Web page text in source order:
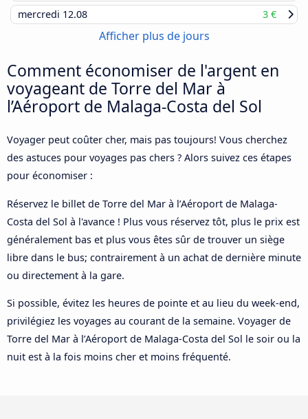
mercredi 12.08 3 €
Afficher plus de jours
Comment économiser de l'argent en
voyageant de Torre del Mar à
l’Aéroport de Malaga-Costa del Sol
Voyager peut coûter cher, mais pas toujours! Vous cherchez
des astuces pour voyages pas chers ? Alors suivez ces étapes
pour économiser :
Réservez le billet de Torre del Mar à l’Aéroport de Malaga-
Costa del Sol à l'avance ! Plus vous réservez tôt, plus le prix est
généralement bas et plus vous êtes sûr de trouver un siège
libre dans le bus; contrairement à un achat de dernière minute
ou directement à la gare.
Si possible, évitez les heures de pointe et au lieu du week-end,
privilégiez les voyages au courant de la semaine. Voyager de
Torre del Mar à l’Aéroport de Malaga-Costa del Sol le soir ou la
nuit est à la fois moins cher et moins fréquenté.